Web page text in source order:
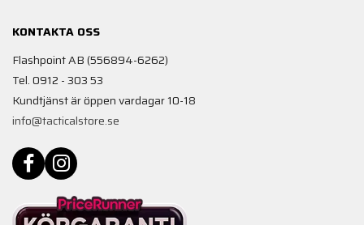
KONTAKTA OSS
Flashpoint AB (556894-6262)
Tel. 0912 - 303 53
Kundtjänst är öppen vardagar 10-18
info@tacticalstore.se